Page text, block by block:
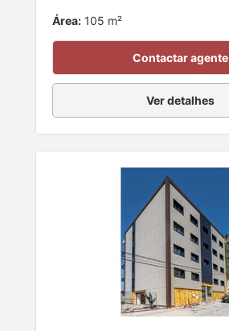
Área: 105 m²
Contactar agente
Ver detalhes